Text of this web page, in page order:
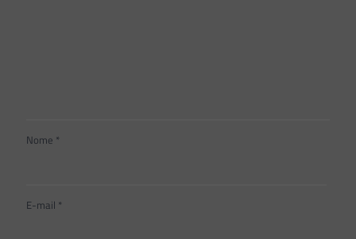
Nome *
E-mail *